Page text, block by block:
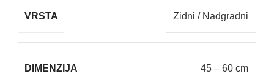
VRSTA Zidni / Nadgradni
DIMENZIJA 45 – 60 cm